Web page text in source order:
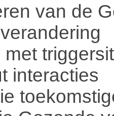
van de
met
interacties